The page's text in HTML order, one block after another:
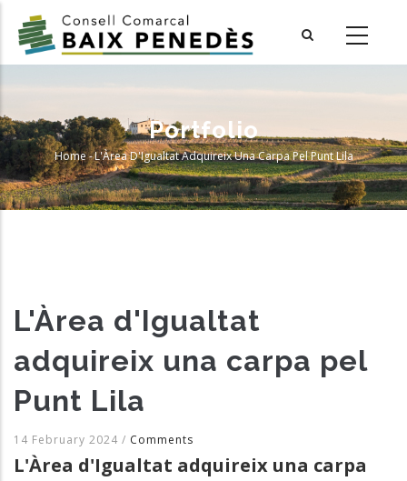
main
Portfolio
Breadcrumb
Home-L'Àrea D'Igualtat Adquireix Una Carpa Pel Punt Lila
L'Àrea d'Igualtat
adquireix una carpa pel
Punt Lila
14 February 2024 / Comments
L'Àrea d'Igualtat adquireix una carpa